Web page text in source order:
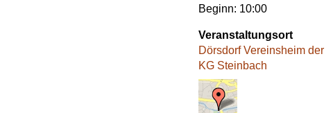
Beginn: 10:00
Veranstaltungsort
Dörsdorf Vereinsheim der
KG Steinbach